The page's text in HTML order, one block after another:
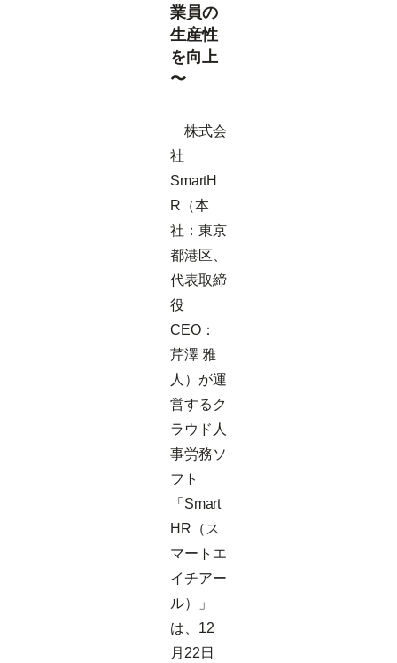
業員の
生産性
を向上
〜
株式会
社
SmartH
R（本
社：東京
都港区、
代表取締
役
CEO：
芹澤 雅
人）が運
営するク
ラウド人
事労務ソ
フト
「Smart
HR（ス
マートエ
イチアー
ル）」
は、12
月22日